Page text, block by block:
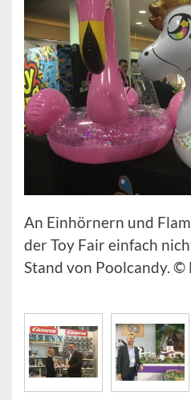
An Einhörnern und
der Toy Fair einfach
Stand von Poolcandy. ©